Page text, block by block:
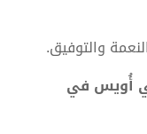
والتوفيق.
أُويس في